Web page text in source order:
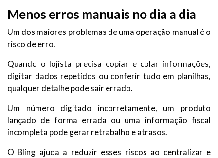
Menos erros manuais no dia a dia
Um dos maiores problemas de uma operação manual é o
risco de erro.
Quando o lojista precisa copiar e colar informações,
digitar dados repetidos ou conferir tudo em planilhas,
qualquer detalhe pode sair errado.
Um número digitado incorretamente, um produto
lançado de forma errada ou uma informação fiscal
incompleta pode gerar retrabalho e atrasos.
O Bling ajuda a reduzir esses riscos ao centralizar e